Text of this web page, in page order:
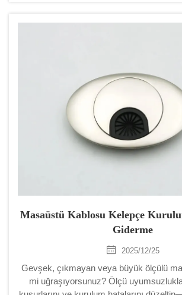
Masaüstü Kablosu Kelepçe
Giderme
2025/12/25
Gevşek, çıkmayan veya büyük ölçülü
mi uğraşıyorsunuz? Ölçü